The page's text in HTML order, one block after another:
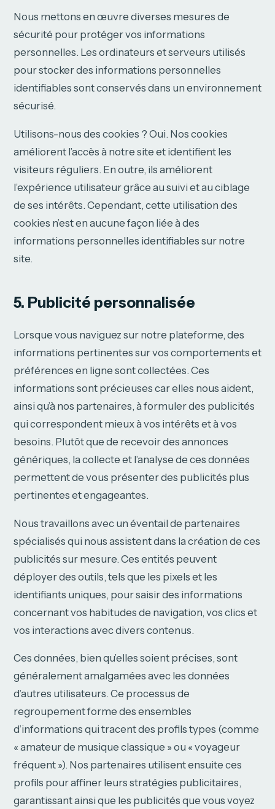
Nous mettons en œuvre diverses mesures de
sécurité pour protéger vos informations
personnelles. Les ordinateurs et serveurs utilisés
pour stocker des informations personnelles
identifiables sont conservés dans un environnement
sécurisé.
Utilisons-nous des cookies ? Oui. Nos cookies
améliorent l’accès à notre site et identifient les
visiteurs réguliers. En outre, ils améliorent
l’expérience utilisateur grâce au suivi et au ciblage
de ses intérêts. Cependant, cette utilisation des
cookies n’est en aucune façon liée à des
informations personnelles identifiables sur notre
site.
5. Publicité personnalisée
Lorsque vous naviguez sur notre plateforme, des
informations pertinentes sur vos comportements et
préférences en ligne sont collectées. Ces
informations sont précieuses car elles nous aident,
ainsi qu’à nos partenaires, à formuler des publicités
qui correspondent mieux à vos intérêts et à vos
besoins. Plutôt que de recevoir des annonces
génériques, la collecte et l’analyse de ces données
permettent de vous présenter des publicités plus
pertinentes et engageantes.
Nous travaillons avec un éventail de partenaires
spécialisés qui nous assistent dans la création de ces
publicités sur mesure. Ces entités peuvent
déployer des outils, tels que les pixels et les
identifiants uniques, pour saisir des informations
concernant vos habitudes de navigation, vos clics et
vos interactions avec divers contenus.
Ces données, bien qu’elles soient précises, sont
généralement amalgamées avec les données
d’autres utilisateurs. Ce processus de
regroupement forme des ensembles
d’informations qui tracent des profils types (comme
« amateur de musique classique » ou « voyageur
fréquent »). Nos partenaires utilisent ensuite ces
profils pour affiner leurs stratégies publicitaires,
garantissant ainsi que les publicités que vous voyez